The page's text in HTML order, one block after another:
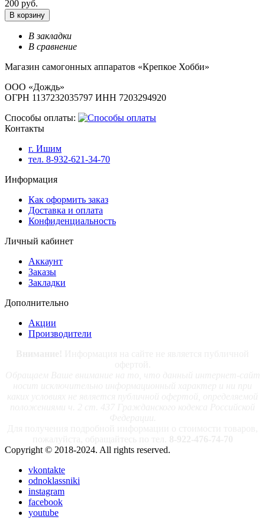
200 руб.
В корзину
В закладки
В сравнение
Магазин самогонных аппаратов «Крепкое Хобби»
ООО «Дождь»
ОГРН 1137232035797 ИНН 7203294920
Способы оплаты:
Контакты
г. Ишим
тел. 8-932-621-34-70
Информация
Как оформить заказ
Доставка и оплата
Конфиденциальность
Личный кабинет
Аккаунт
Заказы
Закладки
Дополнительно
Акции
Производители
Copyright © 2018-2024. All rights reserved.
vkontakte
odnoklassniki
instagram
facebook
youtube